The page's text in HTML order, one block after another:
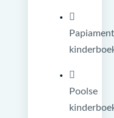
Poolse